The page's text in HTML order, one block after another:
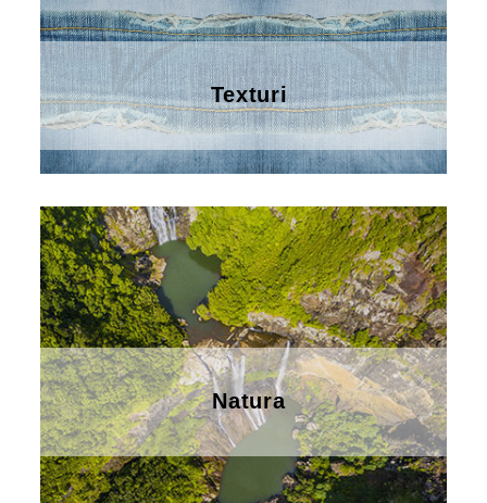
Texturi
Natura